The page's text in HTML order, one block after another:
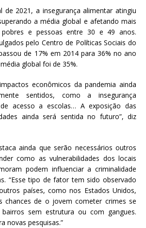
de 2021, a insegurança alimentar atingiu
a média global e afetando mais
pobres e pessoas entre 30 e 49 anos.
pelo Centro de Políticas Sociais do
de 17% em 2014 para 36% no ano
global foi de 35%.
econômicos da pandemia ainda
sentidos, como a insegurança
acesso a escolas… A exposição das
ainda será sentida no futuro”, diz
ainda que serão necessários outros
como as vulnerabilidades dos locais
podem influenciar a criminalidade
“Esse tipo de fator tem sido observado
países, como nos Estados Unidos,
chances de o jovem cometer crimes se
sem estrutura ou com gangues.
novas pesquisas.”